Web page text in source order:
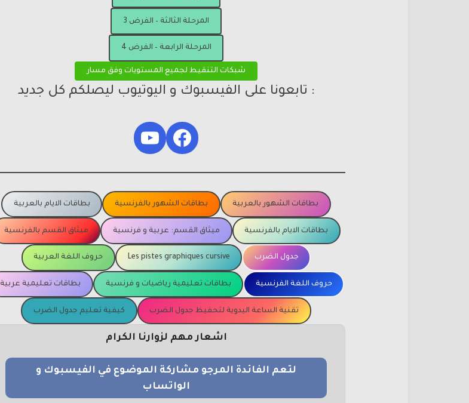
المرحلة الثالثة – الفرض 3
المرحلة الرابعة – الفرض 4
شبكات التنقيط لجميع المستويات وفق مسار
: تابعونا على الفيسبوك و اليوتيوب ليصلكم كل جديد
Facebook
YouTube
بطاقات الشهور بالعربية بطاقات الشهور بالفرنسية بطاقات الايام بالعربية
بطاقات الايام بالفرنسية ميثاق القسم: عربية و فرنسية ميثاق القسم بالفرنسية
جدول الضرب Les pistes graphiques cursive حروف اللغة العربية
حروف اللغة الفرنسية بطاقات تعليمية رياضيات و فرنسية بطاقات تعليمية عربية
تقنية الساعة اليدوية لتحفيظ جدول الضرب كيفية تعليم جدول الضرب
اشعار مهم لزوارنا الكرام
لتعم الفائدة المرجو مشاركة الموضوع في الفيسبوك و
الواتساب